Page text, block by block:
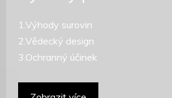
1.Výhody surovin
2.Vědecký design
3.Ochranný účinek